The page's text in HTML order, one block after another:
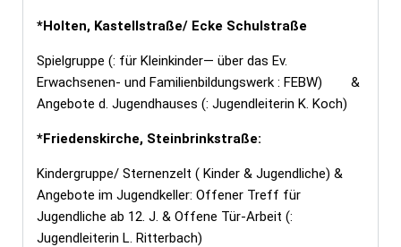
*Holten, Kastellstraße/ Ecke Schulstraße
Spielgruppe (: für Kleinkinder— über das Ev.
Erwachsenen- und Familienbildungswerk : FEBW) &
Angebote d. Jugendhauses (: Jugendleiterin K. Koch)
*Friedenskirche, Steinbrinkstraße:
Kindergruppe/ Sternenzelt ( Kinder & Jugendliche) &
Angebote im Jugendkeller: Offener Treff für
Jugendliche ab 12. J. & Offene Tür-Arbeit (:
Jugendleiterin L. Ritterbach)